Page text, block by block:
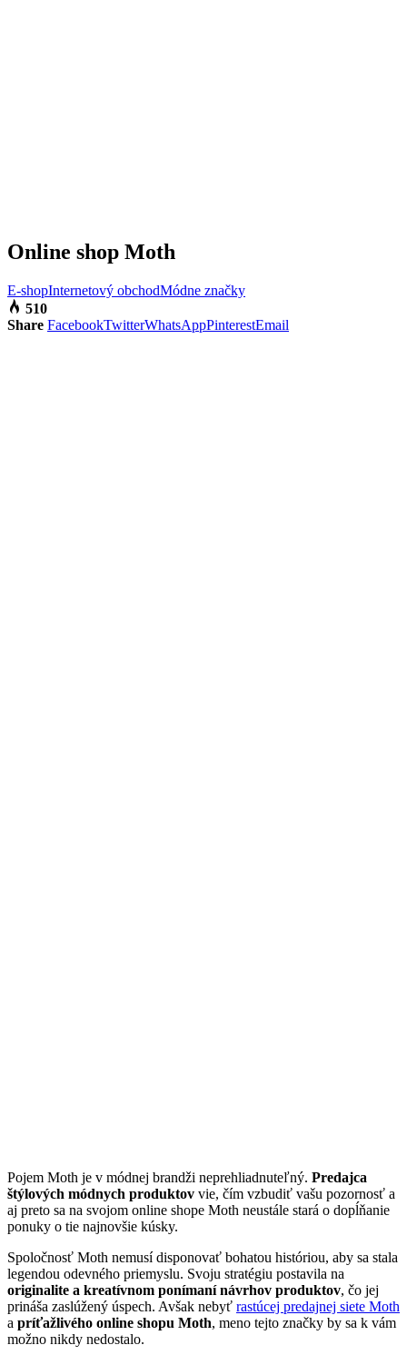
Online shop Moth
E-shopInternetový obchodMódne značky
510
Share FacebookTwitterWhatsAppPinterestEmail
Pojem Moth je v módnej brandži neprehliadnuteľný. Predajca
štýlových módnych produktov vie, čím vzbudiť vašu pozornosť a
aj preto sa na svojom online shope Moth neustále stará o dopĺňanie
ponuky o tie najnovšie kúsky.
Spoločnosť Moth nemusí disponovať bohatou históriou, aby sa stala
legendou odevného priemyslu. Svoju stratégiu postavila na
originalite a kreatívnom ponímaní návrhov produktov, čo jej
prináša zaslúžený úspech. Avšak nebyť rastúcej predajnej siete Moth
a príťažlivého online shopu Moth, meno tejto značky by sa k vám
možno nikdy nedostalo.